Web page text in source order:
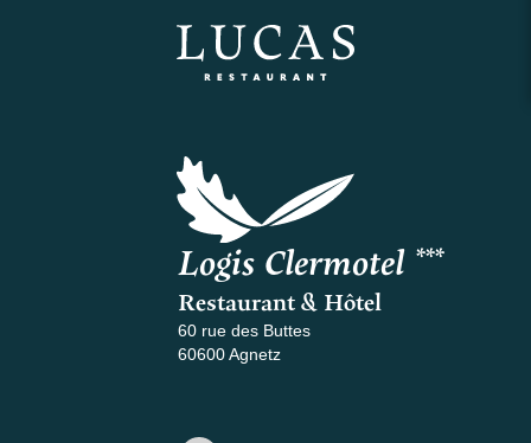
Logis Clermotel ***
Restaurant & Hôtel
60 rue des Buttes
60600 Agnetz